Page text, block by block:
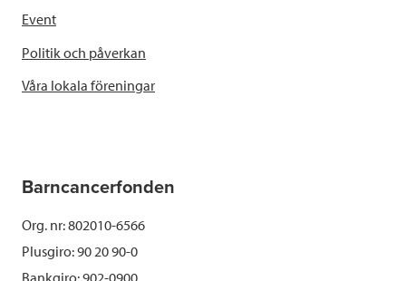
Event
Politik och påverkan
Våra lokala föreningar
Barncancerfonden
Org. nr: 802010-6566
Plusgiro: 90 20 90-0